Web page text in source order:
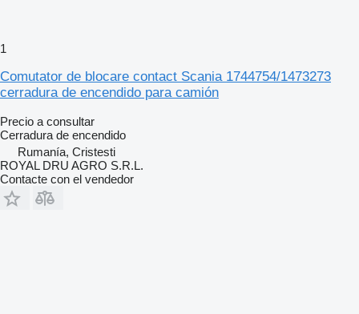
1
Comutator de blocare contact Scania 1744754/1473273
cerradura de encendido para camión
Precio a consultar
Cerradura de encendido
Rumanía, Cristesti
ROYAL DRU AGRO S.R.L.
Contacte con el vendedor